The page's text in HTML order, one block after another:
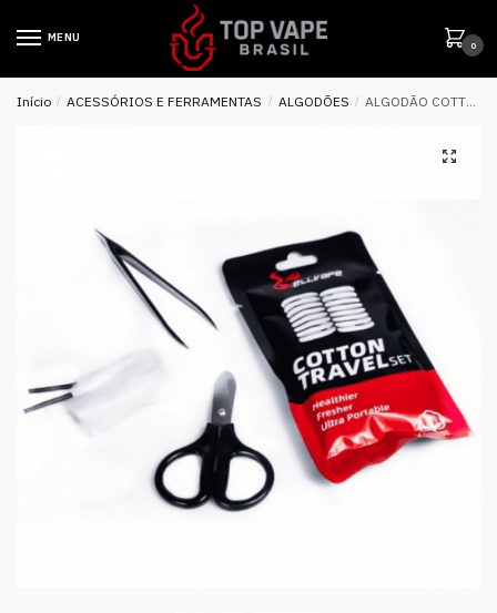
MENU
0
Início / ACESSÓRIOS E FERRAMENTAS / ALGODÕES / ALGODÃO COTTON TRAVEL SET – HELLVAPE